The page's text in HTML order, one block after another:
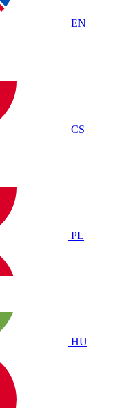
EN
CS
PL
HU